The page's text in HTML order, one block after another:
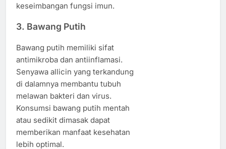
keseimbangan fungsi imun.
3. Bawang Putih
Bawang putih memiliki sifat
antimikroba dan antiinflamasi.
Senyawa allicin yang terkandung
di dalamnya membantu tubuh
melawan bakteri dan virus.
Konsumsi bawang putih mentah
atau sedikit dimasak dapat
memberikan manfaat kesehatan
lebih optimal.